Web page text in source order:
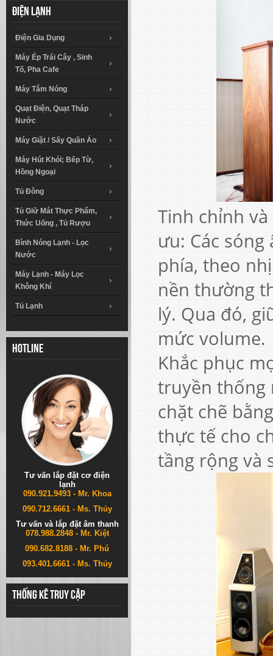
Điện lạnh
Điện Gia Dụng
Máy Ép Trái Cây , Sinh
Tố, Pha Cafe
Máy Tắm Nóng
Quạt Điện, Quạt Tháp
Nước
Máy Giặt / Sấy Quần Áo
Máy Hút Khói; Bếp Từ,
Hồng Ngoại
Tủ Đông
Tủ Giữ Mát Thực Phẩm,
Thức Uống , Tủ Rượu
Bình Nóng Lạnh - Lọc
Nước
Máy Lạnh - Máy Lọc
Không Khí
Tủ Lạnh
Hotline
Tư vấn lắp đặt cơ điện
lạnh
090.921.9493 - Mr. Khoa
090.712.6661 - Ms. Thủy
Tư vấn và lắp đặt âm thanh
078.988.2848 - Mr. Kiệt
090.682.8188 - Mr. Phú
093.401.6661 - Ms. Thủy
Thống kê truy cập
Tinh chỉnh
ưu: Các
phía, theo
nền thường
lý. Qua đó,
mức volume.
Khắc phục
truyền thống
chặt chẽ
thực tế cho
tầng rộng và